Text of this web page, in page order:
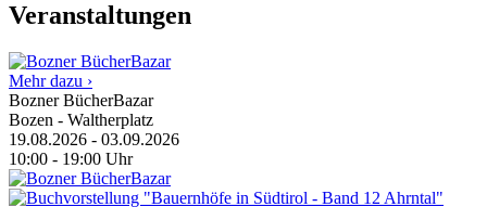
Veranstaltungen
Mehr dazu ›
Bozner BücherBazar
Bozen - Waltherplatz
19.08.2026 - 03.09.2026
10:00 - 19:00 Uhr